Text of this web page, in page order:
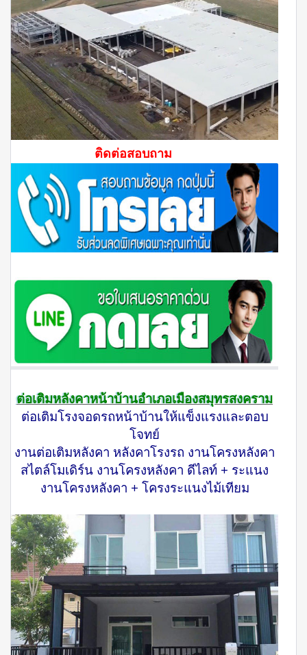
ติดต่อสอบถาม
ต่อเติมหลังคาหน้าบ้านอำเภอเมืองสมุทรสงคราม
ต่อเติมโรงจอดรถหน้าบ้านให้แข็งแรงและตอบ
โจทย์
งานต่อเติมหลังคา หลังคาโรงรถ งานโครงหลังคา
สไตล์โมเดิร์น งานโครงหลังคา ดีไลท์ + ระแนง
งานโครงหลังคา + โครงระแนงไม้เทียม